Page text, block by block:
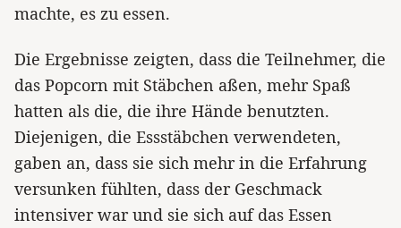
machte, es zu essen.
Die Ergebnisse zeigten, dass die Teilnehmer, die
das Popcorn mit Stäbchen aßen, mehr Spaß
hatten als die, die ihre Hände benutzten.
Diejenigen, die Essstäbchen verwendeten,
gaben an, dass sie sich mehr in die Erfahrung
versunken fühlten, dass der Geschmack
intensiver war und sie sich auf das Essen